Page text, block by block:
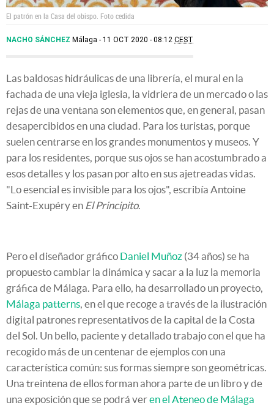
El patrón en la Casa del obispo. Foto cedida
NACHO SÁNCHEZ Málaga 11 OCT 2020 - 08:12 CEST
Las baldosas hidráulicas de una librería, el mural en la
fachada de una vieja iglesia, la vidriera de un mercado o las
rejas de una ventana son elementos que, en general, pasan
desapercibidos en una ciudad. Para los turistas, porque
suelen centrarse en los grandes monumentos y museos. Y
para los residentes, porque sus ojos se han acostumbrado a
esos detalles y los pasan por alto en sus ajetreadas vidas.
"Lo esencial es invisible para los ojos", escribía Antoine
Saint-Exupéry en El Principito.
Pero el diseñador gráfico Daniel Muñoz (34 años) se ha
propuesto cambiar la dinámica y sacar a la luz la memoria
gráfica de Málaga. Para ello, ha desarrollado un proyecto,
Málaga patterns, en el que recoge a través de la ilustración
digital patrones representativos de la capital de la Costa
del Sol. Un bello, paciente y detallado trabajo con el que ha
recogido más de un centenar de ejemplos con una
característica común: sus formas siempre son geométricas.
Una treintena de ellos forman ahora parte de un libro y de
una exposición que se podrá veren el Ateneo de Málaga